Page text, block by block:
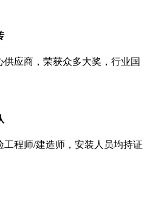
供应商，荣获众多大奖，行业国
工程师/建造师，安装人员均持证